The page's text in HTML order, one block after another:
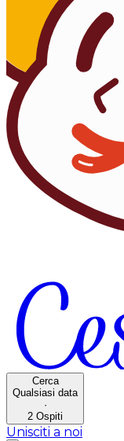
Cerca
Qualsiasi data
·
2 Ospiti
Unisciti a noi